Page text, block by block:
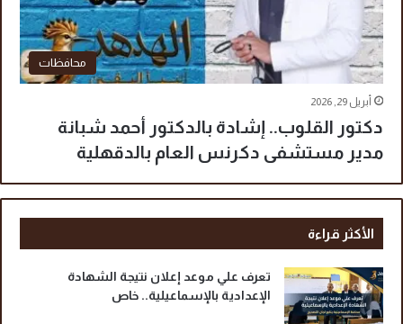
محافظات
أبريل 29, 2026
دكتور القلوب.. إشادة بالدكتور أحمد شبانة
مدير مستشفى دكرنس العام بالدقهلية
الأكثر قراءة
تعرف علي موعد إعلان نتيجة الشهادة
الإعدادية بالإسماعيلية.. خاص